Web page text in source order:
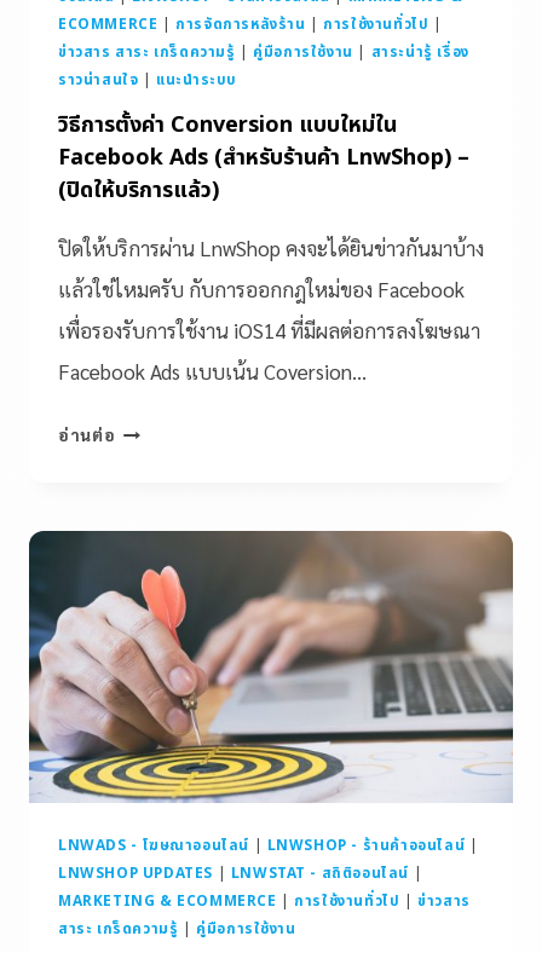
ECOMMERCE | การจัดการหลังร้าน | การใช้งานทั่วไป |
ข่าวสาร สาระ เกร็ดความรู้ | คู่มือการใช้งาน | สาระน่ารู้ เรื่อง
ราวน่าสนใจ | แนะนำระบบ
วิธีการตั้งค่า Conversion แบบใหม่ใน
Facebook Ads (สำหรับร้านค้า LnwShop) –
(ปิดให้บริการแล้ว)
ปิดให้บริการผ่าน LnwShop คงจะได้ยินข่าวกันมาบ้าง
แล้วใช่ไหมครับ กับการออกกฎใหม่ของ Facebook
เพื่อรองรับการใช้งาน iOS14 ที่มีผลต่อการลงโฆษณา
Facebook Ads แบบเน้น Coversion…
อ่านต่อ
LNWADS - โฆษณาออนไลน์ | LNWSHOP - ร้านค้าออนไลน์ |
LNWSHOP UPDATES | LNWSTAT - สถิติออนไลน์ |
MARKETING & ECOMMERCE | การใช้งานทั่วไป |ข่าวสาร
สาระ เกร็ดความรู้ | คู่มือการใช้งาน